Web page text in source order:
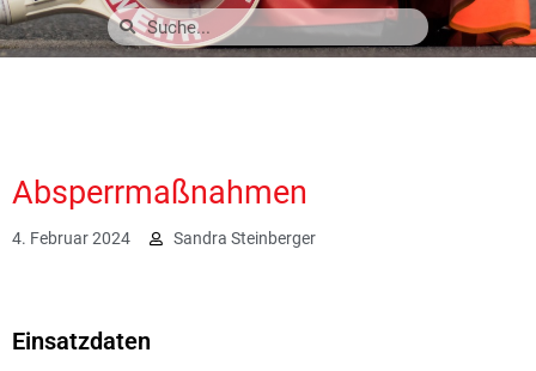
Absperrmaßnahmen
4. Februar 2024 Sandra Steinberger
Einsatzdaten